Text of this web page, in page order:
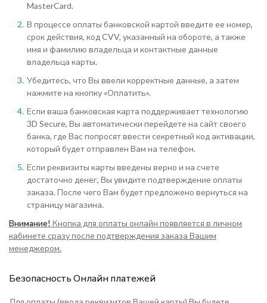
MasterCard.
В процессе оплаты банковской картой введите ее номер,
срок действия, код CVV, указанный на обороте, а также
имя и фамилию владельца и контактные данные
владельца карты.
Убедитесь, что Вы ввели корректные данные, а затем
нажмите на кнопку «Оплатить».
Если ваша банковская карта поддерживает технологию
3D Secure, Вы автоматически перейдете на сайт своего
банка, где Вас попросят ввести секретный код активации,
который будет отправлен Вам на телефон.
Если реквизиты карты введены верно и на счете
достаточно денег, Вы увидите подтверждение оплаты
заказа. После чего Вам будет предложено вернуться на
страницу магазина.
Внимание! Кнопка для оплаты онлайн появляется в личном
кабинете сразу после подтверждения заказа Вашим
менеджером.
Безопасность Онлайн платежей